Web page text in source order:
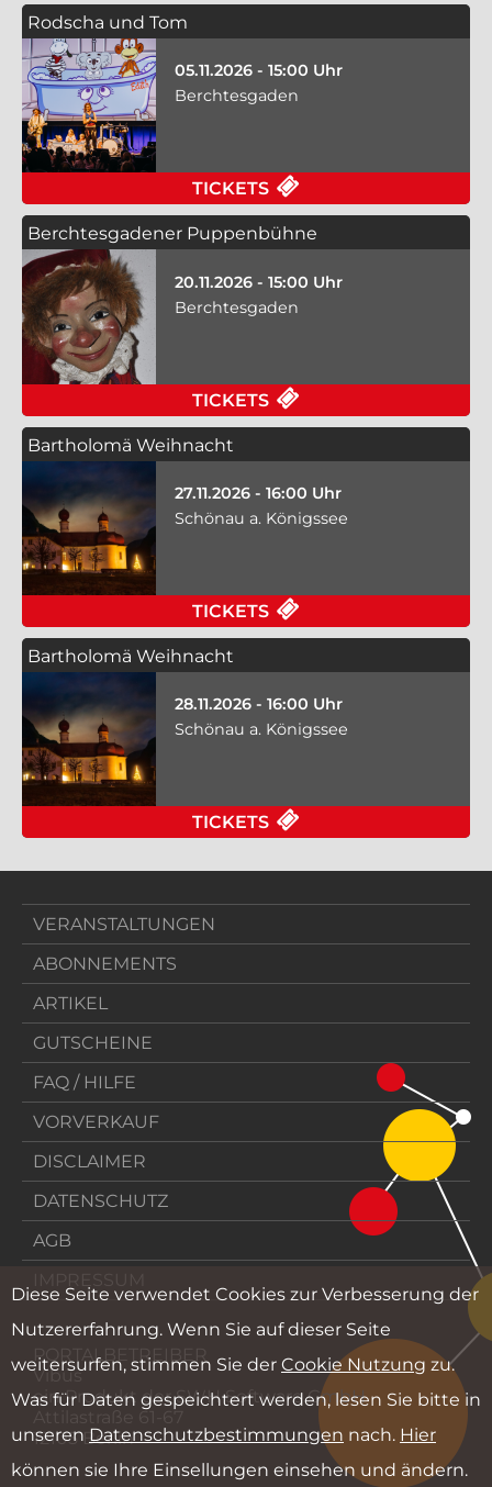
Diese Seite verwendet Cookies zur Verbesserung der
Nutzererfahrung. Wenn Sie auf dieser Seite
weitersurfen, stimmen Sie der Cookie Nutzung zu.
Was für Daten gespeichtert werden, lesen Sie bitte in
unseren Datenschutzbestimmungen nach. Hier
können sie Ihre Einsellungen einsehen und ändern.
Rodscha und Tom
05.11.2026 - 15:00 Uhr
Berchtesgaden
TICKETS
Berchtesgadener Puppenbühne
20.11.2026 - 15:00 Uhr
Berchtesgaden
TICKETS
Bartholomä Weihnacht
27.11.2026 - 16:00 Uhr
Schönau a. Königssee
TICKETS
Bartholomä Weihnacht
28.11.2026 - 16:00 Uhr
Schönau a. Königssee
TICKETS
VERANSTALTUNGEN
ABONNEMENTS
ARTIKEL
GUTSCHEINE
FAQ / HILFE
VORVERKAUF
DISCLAIMER
DATENSCHUTZ
AGB
PORTALBETREIBER
Vibus
ein Produkt der SWH Software GmbH
12105 Berlin